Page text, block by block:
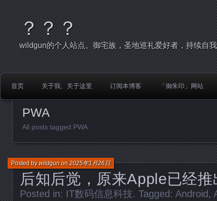
？？？
wildgun的个人站点。御宅族，圣地巡礼爱好者，持续自
首页 关于我、关于这里 订阅本博客 「御朱印」网站
PWA
All posts tagged PWA
后知后觉，原来Apple已经
Posted bywildgunon2025年1月26日
Posted in: IT数码信息科技. Tagged: Android,